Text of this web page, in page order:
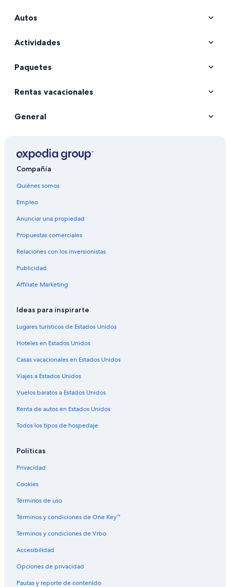
Autos
Actividades
Paquetes
Rentas vacacionales
General
Compañía
Quiénes somos
Empleo
Anunciar una propiedad
Propuestas comerciales
Relaciones con los inversionistas
Publicidad
Affiliate Marketing
Ideas para inspirarte
Lugares turísticos de Estados Unidos
Hoteles en Estados Unidos
Casas vacacionales en Estados Unidos
Viajes a Estados Unidos
Vuelos baratos a Estados Unidos
Renta de autos en Estados Unidos
Todos los tipos de hospedaje
Políticas
Privacidad
Cookies
Términos de uso
Términos y condiciones de One Key™
Términos y condiciones de Vrbo
Accesibilidad
Opciones de privacidad
Pautas y reporte de contenido